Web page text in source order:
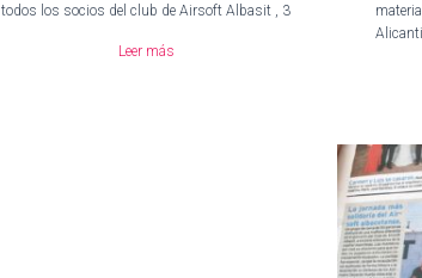
todos los socios del club de Airsoft Albasit , 3
Leer más